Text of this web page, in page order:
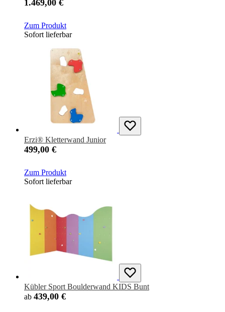
1.469,00 €
Zum Produkt
Sofort lieferbar
Erzi® Kletterwand Junior
499,00 €
Zum Produkt
Sofort lieferbar
Kübler Sport Boulderwand KIDS Bunt
ab 439,00 €